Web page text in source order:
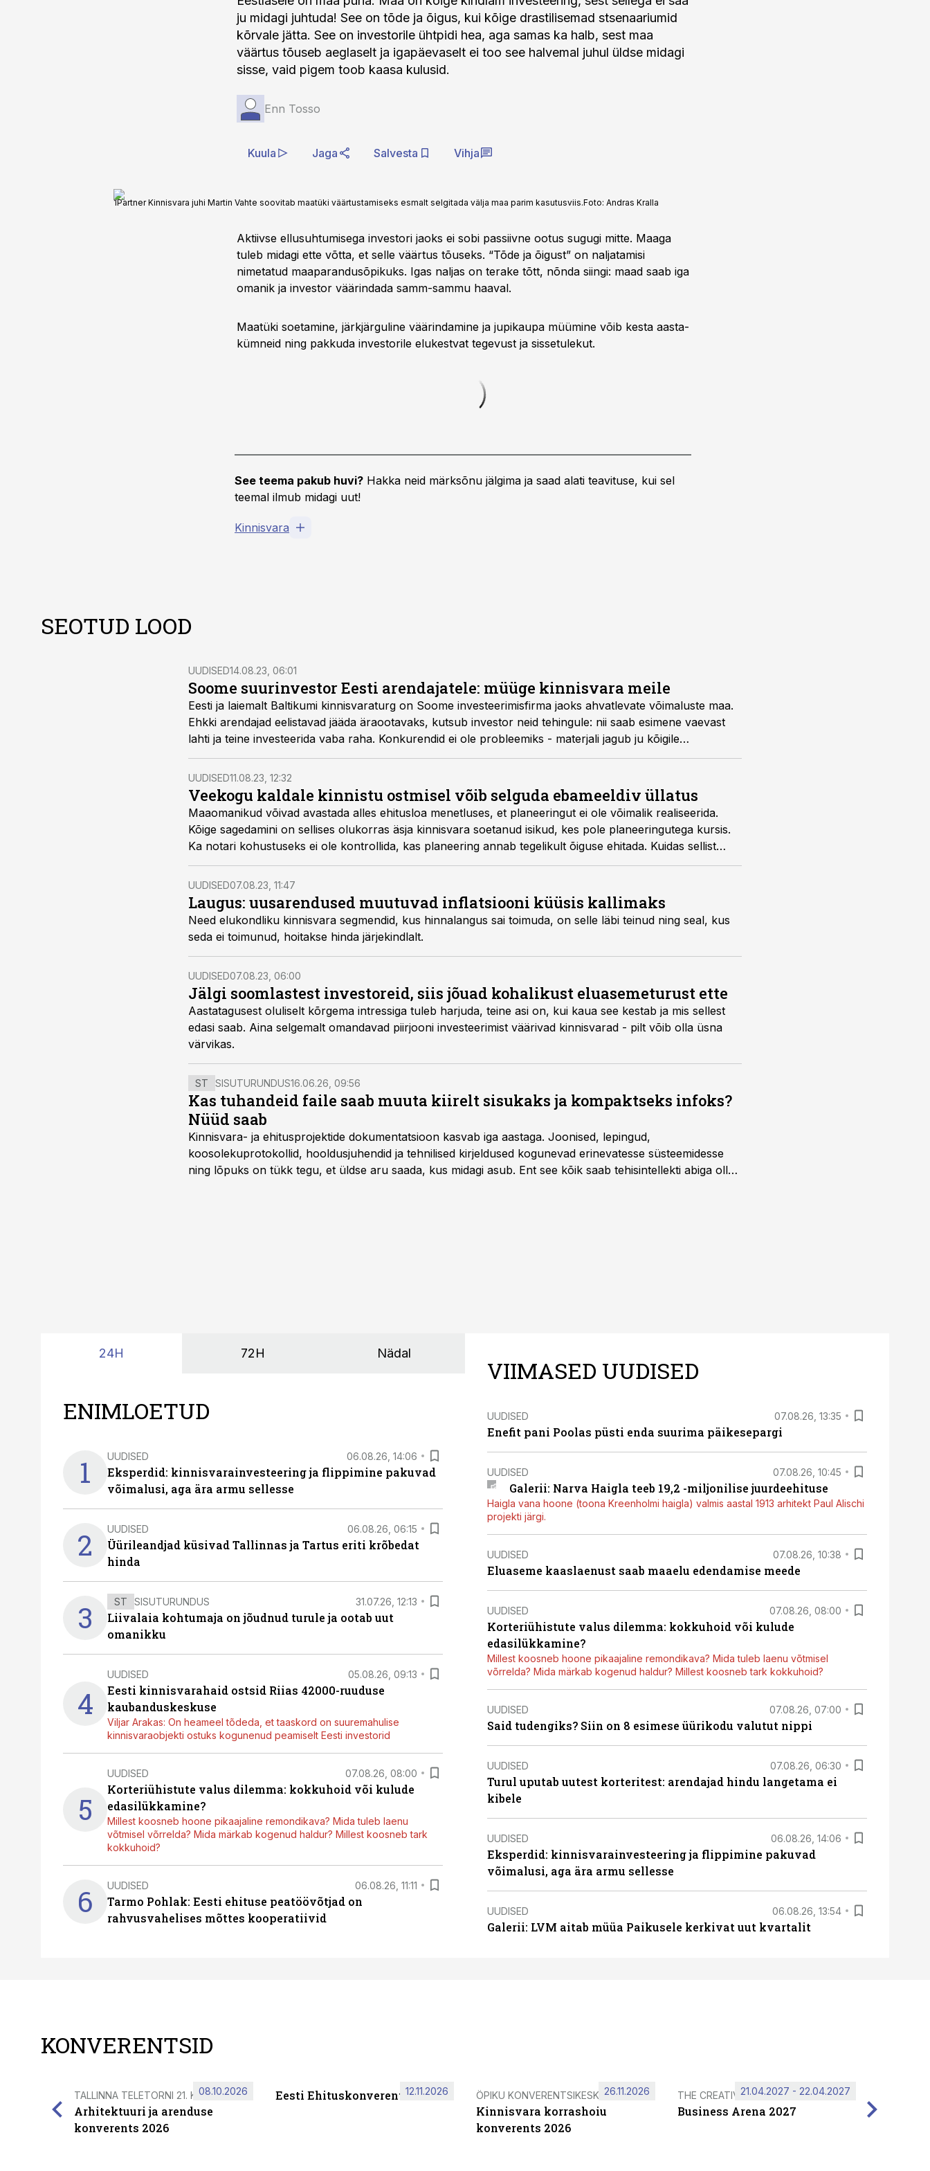
ju midagi juhtuda! See on tõde ja õigus, kui kõige drastilisemad stsenaariumid
kõrvale jätta. See on investorile ühtpidi hea, aga samas ka halb, sest maa
väärtus tõuseb aeglaselt ja igapäevaselt ei too see halvemal juhul üldse midagi
sisse, vaid pigem toob kaasa kulusid.
Enn Tosso
Kuula Jaga Salvesta Vihja
1Partner Kinnisvara juhi Martin Vahte soovitab maatüki väärtustamiseks esmalt selgitada välja maa parim kasutusviis.Foto: Andras Kralla
Aktiivse ellusuhtumisega investori jaoks ei sobi passiivne ootus sugugi mitte. Maaga
tuleb midagi ette võtta, et selle väärtus tõuseks. “Tõde ja õigust” on naljatamisi
nimetatud maaparandusõpikuks. Igas naljas on terake tõtt, nõnda siingi: maad saab iga
omanik ja investor väärindada samm-sammu haaval.
Maatüki soetamine, järkjärguline väärindamine ja jupikaupa müümine võib kesta aasta­
kümneid ning pakkuda investorile elukestvat tegevust ja sissetulekut.
See teema pakub huvi? Hakka neid märksõnu jälgima ja saad alati teavituse, kui sel
teemal ilmub midagi uut!
Kinnisvara
SEOTUD LOOD
UUDISED14.08.23, 06:01
Soome suurinvestor Eesti arendajatele: müüge kinnisvara meile
Eesti ja laiemalt Baltikumi kinnisvaraturg on Soome investeerimisfirma jaoks ahvatlevate võimaluste maa.
Ehkki arendajad eelistavad jääda äraootavaks, kutsub investor neid tehingule: nii saab esimene vaevast
lahti ja teine investeerida vaba raha. Konkurendid ei ole probleemiks - materjali jagub ju kõigile
kokkuostjaile.
UUDISED11.08.23, 12:32
Veekogu kaldale kinnistu ostmisel võib selguda ebameeldiv üllatus
Maaomanikud võivad avastada alles ehitusloa menetluses, et planeeringut ei ole võimalik realiseerida.
Kõige sagedamini on sellises olukorras äsja kinnisvara soetanud isikud, kes pole planeeringutega kursis.
Ka notari kohustuseks ei ole kontrollida, kas planeering annab tegelikult õiguse ehitada. Kuidas sellist
olukorda vältida? Nõu annavad Advokaadibüroo Sorainen ehitusõiguse eksperdid Anu Liinsoo ja Britta
Reitel.
UUDISED07.08.23, 11:47
Laugus: uusarendused muutuvad inflatsiooni küüsis kallimaks
Need elukondliku kinnisvara segmendid, kus hinnalangus sai toimuda, on selle läbi teinud ning seal, kus
seda ei toimunud, hoitakse hinda järjekindlalt.
UUDISED07.08.23, 06:00
Jälgi soomlastest investoreid, siis jõuad kohalikust eluasemeturust ette
Aastatagusest oluliselt kõrgema intressiga tuleb harjuda, teine asi on, kui kaua see kestab ja mis sellest
edasi saab. Aina selgemalt omandavad piirjooni investeerimist väärivad kinnisvarad - pilt võib olla üsna
värvikas.
ST SISUTURUNDUS16.06.26, 09:56
Kas tuhandeid faile saab muuta kiirelt sisukaks ja kompaktseks infoks?
Nüüd saab
Kinnisvara- ja ehitusprojektide dokumentatsioon kasvab iga aastaga. Joonised, lepingud,
koosolekuprotokollid, hooldusjuhendid ja tehnilised kirjeldused kogunevad erinevatesse süsteemidesse
ning lõpuks on tükk tegu, et üldse aru saada, kus midagi asub. Ent see kõik saab tehisintellekti abiga olla
24H 72H Nädal
ENIMLOETUD
1 UUDISED 06.08.26, 14:06
Eksperdid: kinnisvarainvesteering ja flippimine pakuvad
võimalusi, aga ära armu sellesse
2 UUDISED 06.08.26, 06:15
Üürileandjad küsivad Tallinnas ja Tartus eriti krõbedat
hinda
3 ST SISUTURUNDUS 31.07.26, 12:13
Liivalaia kohtumaja on jõudnud turule ja ootab uut
omanikku
4
UUDISED 05.08.26, 09:13
Eesti kinnisvarahaid ostsid Riias 42000-ruuduse
kaubanduskeskuse
Viljar Arakas: On heameel tõdeda, et taaskord on suuremahulise
kinnisvaraobjekti ostuks kogunenud peamiselt Eesti investorid
5
UUDISED 07.08.26, 08:00
Korteriühistute valus dilemma: kokkuhoid või kulude
edasilükkamine?
Millest koosneb hoone pikaajaline remondikava? Mida tuleb laenu
võtmisel võrrelda? Mida märkab kogenud haldur? Millest koosneb tark
kokkuhoid?
6 UUDISED 06.08.26, 11:11
Tarmo Pohlak: Eesti ehituse peatöövõtjad on
rahvusvahelises mõttes kooperatiivid
VIIMASED UUDISED
UUDISED 07.08.26, 13:35
Enefit pani Poolas püsti enda suurima päikesepargi
UUDISED 07.08.26, 10:45
Galerii: Narva Haigla teeb 19,2 -miljonilise juurdeehituse
Haigla vana hoone (toona Kreenholmi haigla) valmis aastal 1913 arhitekt Paul Alischi
projekti järgi.
UUDISED 07.08.26, 10:38
Eluaseme kaaslaenust saab maaelu edendamise meede
UUDISED 07.08.26, 08:00
Korteriühistute valus dilemma: kokkuhoid või kulude
edasilükkamine?
Millest koosneb hoone pikaajaline remondikava? Mida tuleb laenu võtmisel
võrrelda? Mida märkab kogenud haldur? Millest koosneb tark kokkuhoid?
UUDISED 07.08.26, 07:00
Said tudengiks? Siin on 8 esimese üürikodu valutut nippi
UUDISED 07.08.26, 06:30
Turul uputab uutest korteritest: arendajad hindu langetama ei
kibele
UUDISED 06.08.26, 14:06
Eksperdid: kinnisvarainvesteering ja flippimine pakuvad
võimalusi, aga ära armu sellesse
UUDISED 06.08.26, 13:54
Galerii: LVM aitab müüa Paikusele kerkivat uut kvartalit
KONVERENTSID
TALLINNA TELETORNI 21. KORRUSEL
Arhitektuuri ja arenduse
konverents 2026
08.10.2026 Eesti Ehituskonverents 2026
12.11.2026 ÖPIKU KONVERENTSIKESKUS
Kinnisvara korrashoiu
konverents 2026
26.11.2026 THE CREATIVE HUB
Business Arena 2027
21.04.2027 - 22.04.2027